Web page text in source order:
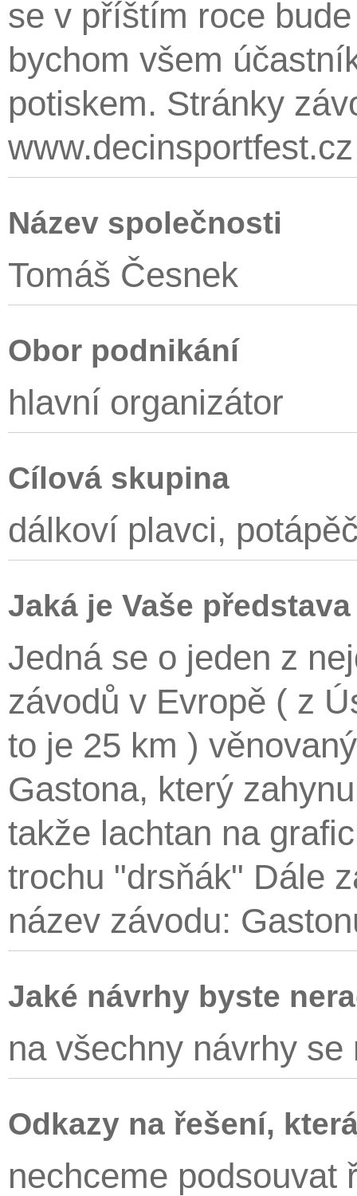
se v příštím roce
bychom všem
potiskem. Stránky
www.decinsportfest.cz
Název společnosti
Tomáš Česnek
Obor podnikání
hlavní organizátor
Cílová skupina
dálkoví plavci,
Jaká je Vaše
Jedná se o jeden z
závodů v Evropě ( z
to je 25 km )
Gastona, který
takže lachtan na
trochu "drsňák" Dále
název závodu:
Jaké návrhy byste
na všechny návrhy
Odkazy na řešení,
nechceme podsouvat